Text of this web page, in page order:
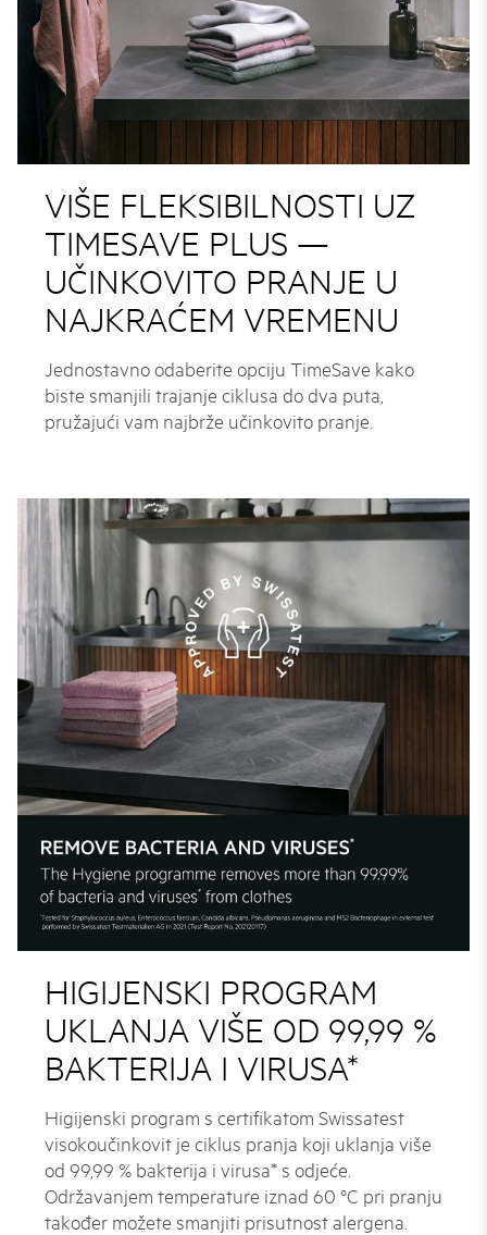
VIŠE FLEKSIBILNOSTI UZ
TIMESAVE PLUS —
UČINKOVITO PRANJE U
NAJKRAĆEM VREMENU
Jednostavno odaberite opciju TimeSave kako
biste smanjili trajanje ciklusa do dva puta,
pružajući vam najbrže učinkovito pranje.
HIGIJENSKI PROGRAM
UKLANJA VIŠE OD 99,99 %
BAKTERIJA I VIRUSA*
Higijenski program s certifikatom Swissatest
visokoučinkovit je ciklus pranja koji uklanja više
od 99,99 % bakterija i virusa* s odjeće.
Održavanjem temperature iznad 60 °C pri pranju
također možete smanjiti prisutnost alergena.